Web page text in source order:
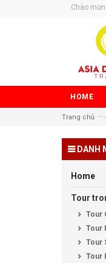
Chào
HOME
Trang chủ —›
DANH
Home
Tour
Tour
Tour
Tour
Tour